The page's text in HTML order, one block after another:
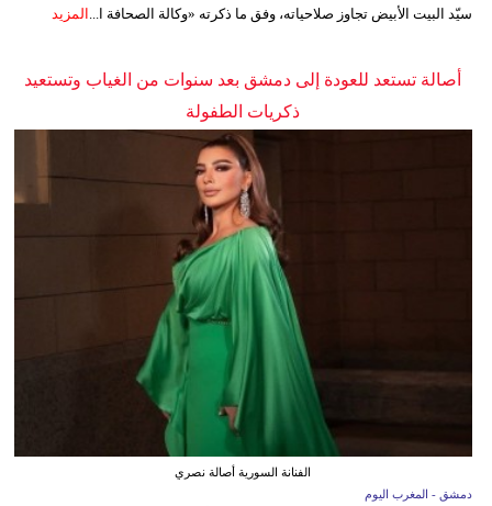
سيّد البيت الأبيض تجاوز صلاحياته، وفق ما ذكرته «وكالة الصحافة ا... المزيد
أصالة تستعد للعودة إلى دمشق بعد سنوات من الغياب وتستعيد
ذكريات الطفولة
الفنانة السورية أصالة نصري
دمشق - المغرب اليوم